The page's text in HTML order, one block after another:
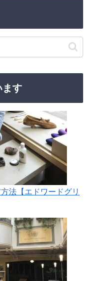
ます
法【エドワードグリ